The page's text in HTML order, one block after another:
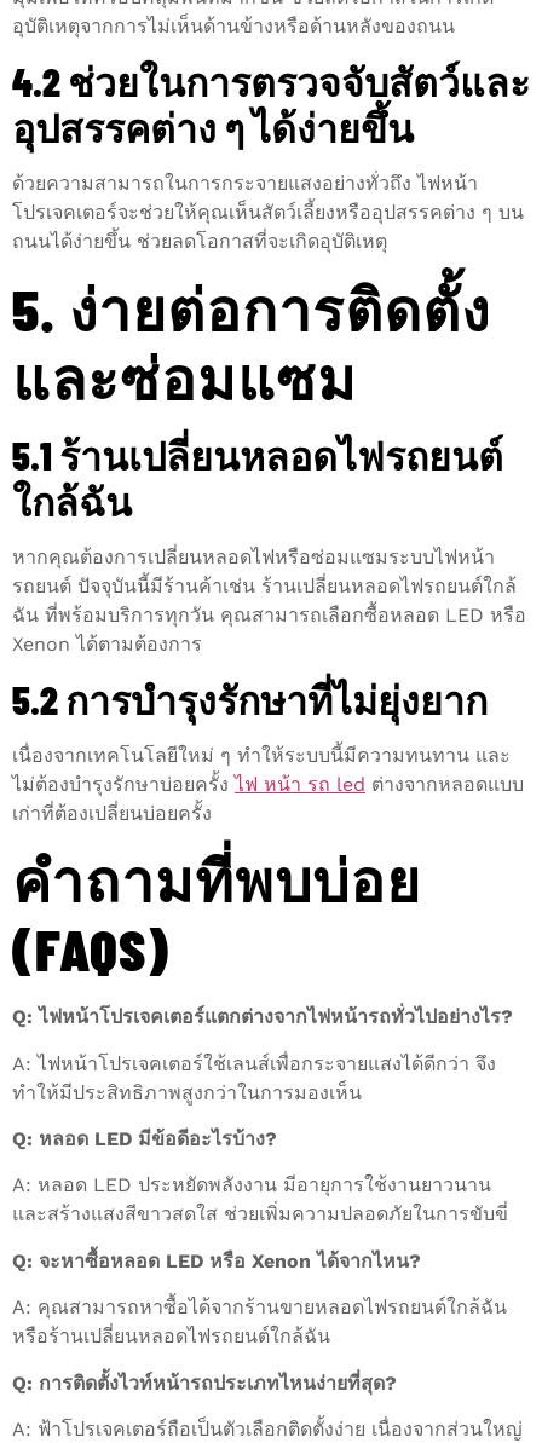
อุบัติเหตุจากการไม่เห็นด้านข้างหรือด้านหลังของถนน
4.2 ช่วยในการตรวจจับสัตว์และ
อุปสรรคต่าง ๆ ได้ง่ายขึ้น
ด้วยความสามารถในการกระจายแสงอย่างทั่วถึง ไฟหน้า
โปรเจคเตอร์จะช่วยให้คุณเห็นสัตว์เลี้ยงหรืออุปสรรคต่าง ๆ บน
ถนนได้ง่ายขึ้น ช่วยลดโอกาสที่จะเกิดอุบัติเหตุ
5. ง่ายต่อการติดตั้ง
และซ่อมแซม
5.1 ร้านเปลี่ยนหลอดไฟรถยนต์
ใกล้ฉัน
หากคุณต้องการเปลี่ยนหลอดไฟหรือซ่อมแซมระบบไฟหน้า
รถยนต์ ปัจจุบันนี้มีร้านค้าเช่น ร้านเปลี่ยนหลอดไฟรถยนต์ใกล้
ฉัน ที่พร้อมบริการทุกวัน คุณสามารถเลือกซื้อหลอด LED หรือ
Xenon ได้ตามต้องการ
5.2 การบำรุงรักษาที่ไม่ยุ่งยาก
เนื่องจากเทคโนโลยีใหม่ ๆ ทำให้ระบบนี้มีความทนทาน และ
ไม่ต้องบำรุงรักษาบ่อยครั้งไฟ หน้า รถ led ต่างจากหลอดแบบ
เก่าที่ต้องเปลี่ยนบ่อยครั้ง
คำถามที่พบบ่อย
(FAQS)
Q: ไฟหน้าโปรเจคเตอร์แตกต่างจากไฟหน้ารถทั่วไปอย่างไร?
A: ไฟหน้าโปรเจคเตอร์ใช้เลนส์เพื่อกระจายแสงได้ดีกว่า จึง
ทำให้มีประสิทธิภาพสูงกว่าในการมองเห็น
Q: หลอด LED มีข้อดีอะไรบ้าง?
A: หลอด LED ประหยัดพลังงาน มีอายุการใช้งานยาวนาน
และสร้างแสงสีขาวสดใส ช่วยเพิ่มความปลอดภัยในการขับขี่
Q: จะหาซื้อหลอด LED หรือ Xenon ได้จากไหน?
A: คุณสามารถหาซื้อได้จากร้านขายหลอดไฟรถยนต์ใกล้ฉัน
หรือร้านเปลี่ยนหลอดไฟรถยนต์ใกล้ฉัน
Q: การติดตั้งไวท์หน้ารถประเภทไหนง่ายที่สุด?
A: ฟ้าโปรเจคเตอร์ถือเป็นตัวเลือกติดตั้งง่าย เนื่องจากส่วนใหญ่